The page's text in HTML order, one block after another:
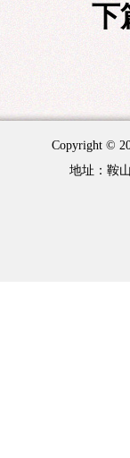
下
Copyright ©
地址：鞍